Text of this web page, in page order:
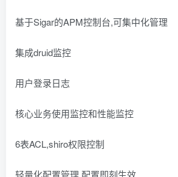
基于Sigar的APM控制台,可集中化管理
集成druid监控
用户登录日志
核心业务使用监控和性能监控
6表ACL,shiro权限控制
轻量化配置管理,配置即刻生效